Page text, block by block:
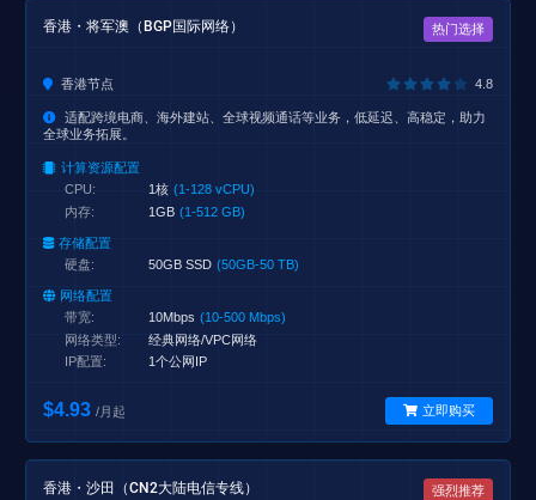
香港・将军澳（BGP国际网络） 热门选择
香港节点 4.8
适配跨境电商、海外建站、全球视频通话等业务，低延迟、高稳定，助力
全球业务拓展。
计算资源配置
CPU:
1核 (1-128 vCPU)
内存:
1GB (1-512 GB)
存储配置
硬盘:
50GB SSD (50GB-50 TB)
网络配置
带宽:
10Mbps (10-500 Mbps)
网络类型:
经典网络/VPC网络
IP配置:
1个公网IP
$4.93 /月起 立即购买
香港・沙田（CN2大陆电信专线） 强烈推荐